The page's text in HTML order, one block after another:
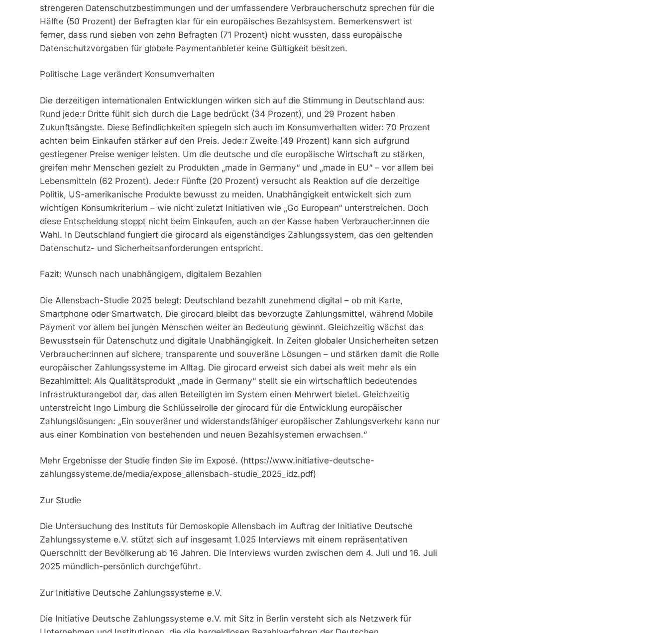
strengeren Datenschutzbestimmungen und der umfassendere Verbraucherschutz sprechen für die
Hälfte (50 Prozent) der Befragten klar für ein europäisches Bezahlsystem. Bemerkenswert ist
ferner, dass rund sieben von zehn Befragten (71 Prozent) nicht wussten, dass europäische
Datenschutzvorgaben für globale Paymentanbieter keine Gültigkeit besitzen.
Politische Lage verändert Konsumverhalten
Die derzeitigen internationalen Entwicklungen wirken sich auf die Stimmung in Deutschland aus:
Rund jede:r Dritte fühlt sich durch die Lage bedrückt (34 Prozent), und 29 Prozent haben
Zukunftsängste. Diese Befindlichkeiten spiegeln sich auch im Konsumverhalten wider: 70 Prozent
achten beim Einkaufen stärker auf den Preis. Jede:r Zweite (49 Prozent) kann sich aufgrund
gestiegener Preise weniger leisten. Um die deutsche und die europäische Wirtschaft zu stärken,
greifen mehr Menschen gezielt zu Produkten „made in Germany“ und „made in EU“ – vor allem bei
Lebensmitteln (62 Prozent). Jede:r Fünfte (20 Prozent) versucht als Reaktion auf die derzeitige
Politik, US-amerikanische Produkte bewusst zu meiden. Unabhängigkeit entwickelt sich zum
wichtigen Konsumkriterium – wie nicht zuletzt Initiativen wie „Go European“ unterstreichen. Doch
diese Entscheidung stoppt nicht beim Einkaufen, auch an der Kasse haben Verbraucher:innen die
Wahl. In Deutschland fungiert die girocard als eigenständiges Zahlungssystem, das den geltenden
Datenschutz- und Sicherheitsanforderungen entspricht.
Fazit: Wunsch nach unabhängigem, digitalem Bezahlen
Die Allensbach-Studie 2025 belegt: Deutschland bezahlt zunehmend digital – ob mit Karte,
Smartphone oder Smartwatch. Die girocard bleibt das bevorzugte Zahlungsmittel, während Mobile
Payment vor allem bei jungen Menschen weiter an Bedeutung gewinnt. Gleichzeitig wächst das
Bewusstsein für Datenschutz und digitale Unabhängigkeit. In Zeiten globaler Unsicherheiten setzen
Verbraucher:innen auf sichere, transparente und souveräne Lösungen – und stärken damit die Rolle
europäischer Zahlungssysteme im Alltag. Die girocard erweist sich dabei als weit mehr als ein
Bezahlmittel: Als Qualitätsprodukt „made in Germany“ stellt sie ein wirtschaftlich bedeutendes
Infrastrukturangebot dar, das allen Beteiligten im System einen Mehrwert bietet. Gleichzeitig
unterstreicht Ingo Limburg die Schlüsselrolle der girocard für die Entwicklung europäischer
Zahlungslösungen: „Ein souveräner und widerstandsfähiger europäischer Zahlungsverkehr kann nur
aus einer Kombination von bestehenden und neuen Bezahlsystemen erwachsen.“
Mehr Ergebnisse der Studie finden Sie im Exposé. (https://www.initiative-deutsche-
zahlungssysteme.de/media/expose_allensbach-studie_2025_idz.pdf)
Zur Studie
Die Untersuchung des Instituts für Demoskopie Allensbach im Auftrag der Initiative Deutsche
Zahlungssysteme e.V. stützt sich auf insgesamt 1.025 Interviews mit einem repräsentativen
Querschnitt der Bevölkerung ab 16 Jahren. Die Interviews wurden zwischen dem 4. Juli und 16. Juli
2025 mündlich-persönlich durchgeführt.
Zur Initiative Deutsche Zahlungssysteme e.V.
Die Initiative Deutsche Zahlungssysteme e.V. mit Sitz in Berlin versteht sich als Netzwerk für